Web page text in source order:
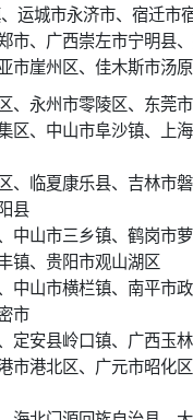
运城市永济市、宿迁市
市、广西崇左市宁明县
市崖州区、佳木斯市汤
、永州市零陵区、东莞
区、中山市阜沙镇、上
、临夏康乐县、吉林市
县
中山市三乡镇、鹤岗市
镇、贵阳市观山湖区
中山市横栏镇、南平市
市
定安县岭口镇、广西玉
市港北区、广元市昭化